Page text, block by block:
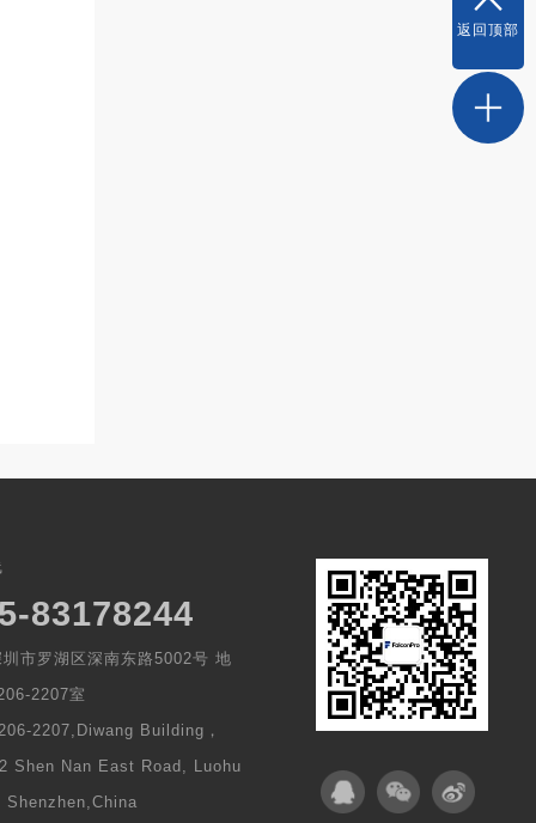
83178244
市罗湖区深南东路5002号 地
2207室
2207,Diwang Building，
Shen Nan East Road, Luohu
返回顶部